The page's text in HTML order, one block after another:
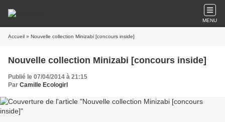
MENU
Accueil » Nouvelle collection Minizabi [concours inside]
Nouvelle collection Minizabi [concours inside]
Publié le 07/04/2014 à 21:15
Par Camille Ecologirl